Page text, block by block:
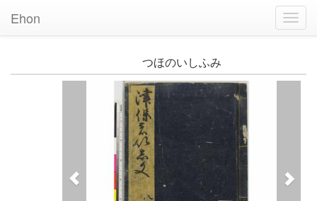
Ehon
つほのいしふみ
Previous